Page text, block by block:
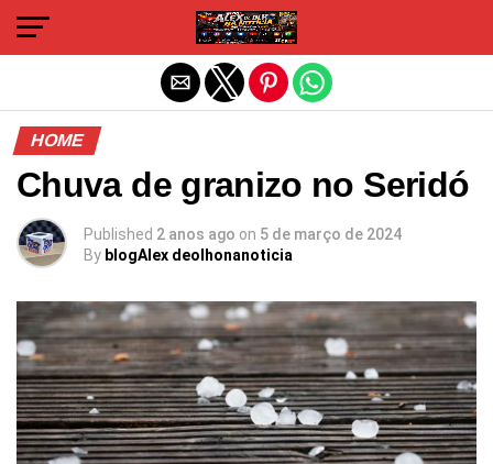
HOME
Chuva de granizo no Seridó
Published 2 anos ago on 5 de março de 2024
By blogAlex deolhonanoticia
Sair da versão mobile